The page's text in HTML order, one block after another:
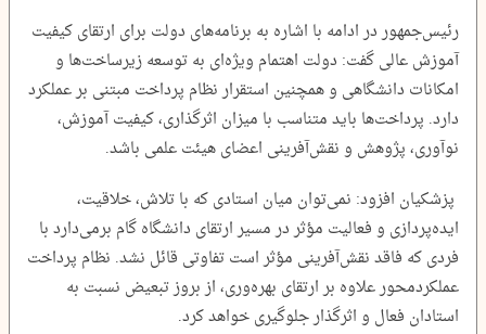
رئیس‌جمهور در ادامه با اشاره به برنامه‌های دولت برای ارتقای کیفیت
آموزش عالی گفت: دولت اهتمام ویژه‌ای به توسعه زیرساخت‌ها و
امکانات دانشگاهی و همچنین استقرار نظام پرداخت مبتنی بر عملکرد
دارد. پرداخت‌ها باید متناسب با میزان اثرگذاری، کیفیت آموزش،
نوآوری، پژوهش و نقش‌آفرینی اعضای هیئت علمی باشد.
پزشکیان افزود: نمی‌توان میان استادی که با تلاش، خلاقیت،
ایده‌پردازی و فعالیت مؤثر در مسیر ارتقای دانشگاه گام برمی‌دارد با
فردی که فاقد نقش‌آفرینی مؤثر است تفاوتی قائل نشد. نظام پرداخت
عملکردمحور علاوه بر ارتقای بهره‌وری، از بروز تبعیض نسبت به
استادان فعال و اثرگذار جلوگیری خواهد کرد.